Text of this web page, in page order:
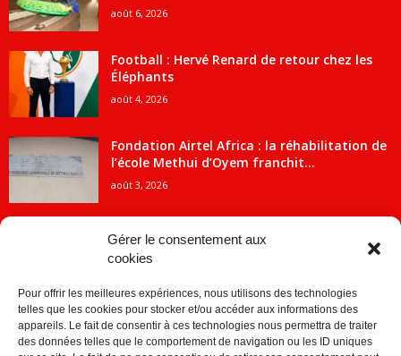
Gérer le consentement aux
cookies
Pour offrir les meilleures expériences, nous utilisons des technologies
telles que les cookies pour stocker et/ou accéder aux informations des
appareils. Le fait de consentir à ces technologies nous permettra de traiter
des données telles que le comportement de navigation ou les ID uniques
août 6, 2026
Football : Hervé Renard de retour chez les
Éléphants
août 4, 2026
Fondation Airtel Africa : la réhabilitation de
l’école Methui d’Oyem franchit...
août 3, 2026
CATÉGORIE POPULAIRE
ACTUALITES
Economie 2091
1840